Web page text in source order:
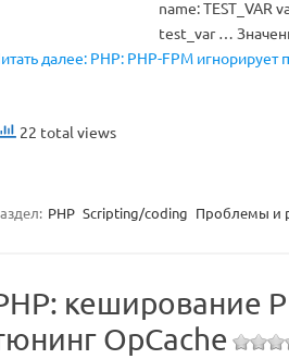
name: TEST_VAR
test_var …
далее: PHP: PHP-FPM
22 total views
PHP Scripting/coding Проблемы и
кеширование
OpCache